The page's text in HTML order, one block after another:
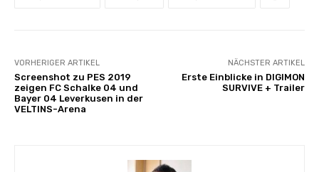
VORHERIGER ARTIKEL
Screenshot zu PES 2019
zeigen FC Schalke 04 und
Bayer 04 Leverkusen in der
VELTINS-Arena
NÄCHSTER ARTIKEL
Erste Einblicke in DIGIMON
SURVIVE + Trailer